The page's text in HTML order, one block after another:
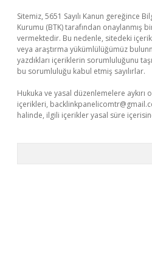
Sitemiz, 5651 Sayılı Kanun gereğince
Kurumu (BTK) tarafından onaylanmış
vermektedir. Bu nedenle, sitedeki
veya araştırma yükümlülüğümüz
yazdıkları içeriklerin sorumluluğunu
bu sorumluluğu kabul etmiş sayılırlar.
Hukuka ve yasal düzenlemelere
içerikleri,
halinde, ilgili içerikler yasal süre